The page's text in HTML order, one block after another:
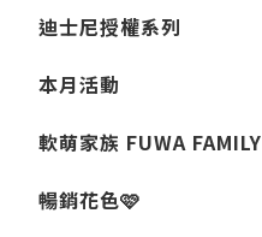
迪士尼授權系列
本月活動
軟萌家族 FUWA FAMILY
暢銷花色🩷